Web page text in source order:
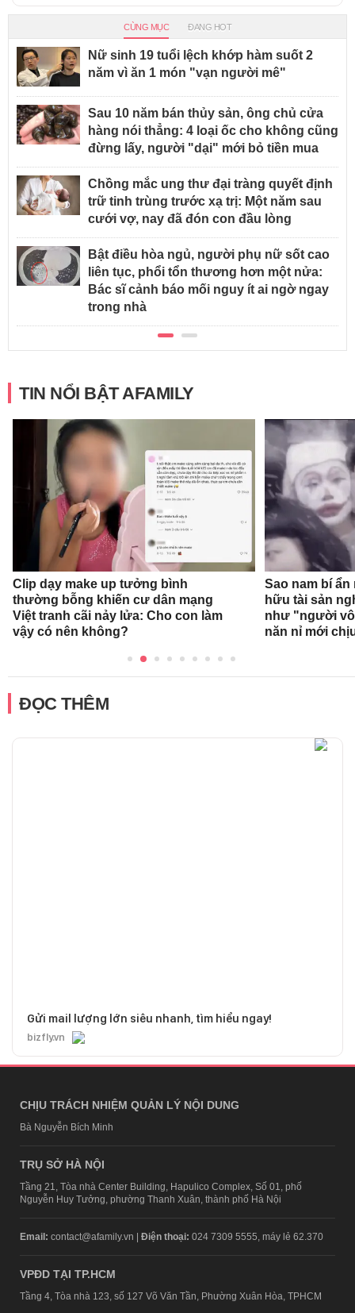
CÙNG MỤC ĐANG HOT
Nữ sinh 19 tuổi lệch khớp hàm suốt 2
năm vì ăn 1 món "vạn người mê"
Sau 10 năm bán thủy sản, ông chủ cửa
hàng nói thẳng: 4 loại ốc cho không cũng
đừng lấy, người "dại" mới bỏ tiền mua
Chồng mắc ung thư đại tràng quyết định
trữ tinh trùng trước xạ trị: Một năm sau
cưới vợ, nay đã đón con đầu lòng
Bật điều hòa ngủ, người phụ nữ sốt cao
liên tục, phổi tổn thương hơn một nửa:
Bác sĩ cảnh báo mối nguy ít ai ngờ ngay
trong nhà
TIN NỔI BẬT AFAMILY
Clip dạy make up tưởng bình
thường bỗng khiến cư dân mạng
Việt tranh cãi nảy lửa: Cho con làm
vậy có nên không?
Sao nam bí
hữu tài sản
như "người
năn nỉ mới
ĐỌC THÊM
Gửi mail lượng lớn siêu nhanh, tìm hiểu ngay!
bizfly.vn
CHỊU TRÁCH NHIỆM QUẢN LÝ NỘI DUNG
Bà Nguyễn Bích Minh
TRỤ SỞ HÀ NỘI
Tầng 21, Tòa nhà Center Building, Hapulico Complex, Số 01, phố
Nguyễn Huy Tưởng, phường Thanh Xuân, thành phố Hà Nội
Email: contact@afamily.vn | Điện thoại: 024 7309 5555, máy lẻ 62.370
VPĐD TẠI TP.HCM
Tầng 4, Tòa nhà 123, số 127 Võ Văn Tần, Phường Xuân Hòa, TPHCM